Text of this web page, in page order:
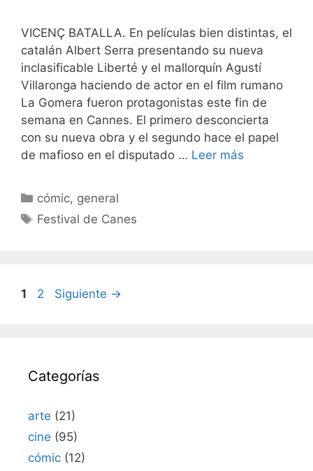
VICENÇ BATALLA. En películas bien distintas, el
catalán Albert Serra presentando su nueva
inclasificable Liberté y el mallorquín Agustí
Villaronga haciendo de actor en el film rumano
La Gomera fueron protagonistas este fin de
semana en Cannes. El primero desconcierta
con su nueva obra y el segundo hace el papel
de mafioso en el disputado … Leer más
Categorías
cómic, general
Etiquetas
Festival de Canes
Página
1 Página
2 Siguiente →
Categorías
arte (21)
cine (95)
cómic (12)